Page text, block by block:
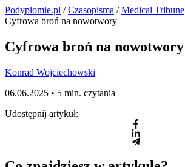
Podyplomie.pl /Czasopisma /Medical Tribune
Cyfrowa broń na nowotwory
Cyfrowa broń na nowotwory
Konrad Wojciechowski
06.06.2025 • 5 min. czytania
Udostępnij artykuł: